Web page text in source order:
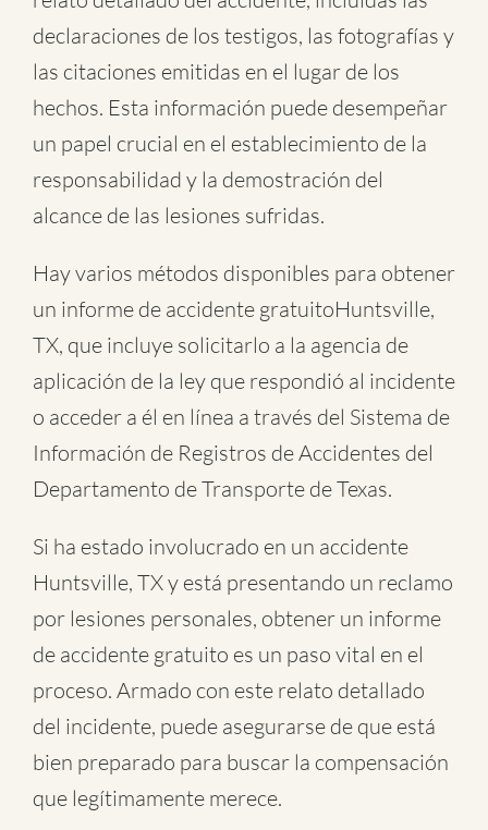
declaraciones de los testigos, las fotografías y
las citaciones emitidas en el lugar de los
hechos. Esta información puede desempeñar
un papel crucial en el establecimiento de la
responsabilidad y la demostración del
alcance de las lesiones sufridas.
Hay varios métodos disponibles para obtener
un informe de accidente gratuitoHuntsville,
TX, que incluye solicitarlo a la agencia de
aplicación de la ley que respondió al incidente
o acceder a él en línea a través del Sistema de
Información de Registros de Accidentes del
Departamento de Transporte de Texas.
Si ha estado involucrado en un accidente
Huntsville, TX y está presentando un reclamo
por lesiones personales, obtener un informe
de accidente gratuito es un paso vital en el
proceso. Armado con este relato detallado
del incidente, puede asegurarse de que está
bien preparado para buscar la compensación
que legítimamente merece.